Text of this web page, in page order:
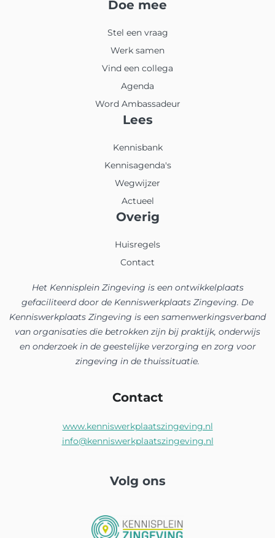
Doe mee
Stel een vraag
Werk samen
Vind een collega
Agenda
Word Ambassadeur
Lees
Kennisbank
Kennisagenda's
Wegwijzer
Actueel
Overig
Huisregels
Contact
Het Kennisplein Zingeving is een ontwikkelplaats
gefaciliteerd door de Kenniswerkplaats Zingeving. De
Kenniswerkplaats Zingeving is een samenwerkingsverband
van organisaties die betrokken zijn bij praktijk, onderwijs
en onderzoek in de geestelijke verzorging en zorg voor
zingeving in de thuissituatie.
Contact
www.kenniswerkplaatszingeving.nl
info@kenniswerkplaatszingeving.nl
Volg ons